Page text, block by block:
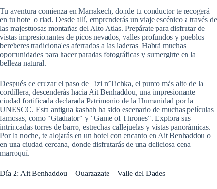
Tu aventura comienza en Marrakech, donde tu conductor te recogerá
en tu hotel o riad. Desde allí, emprenderás un viaje escénico a través de
las majestuosas montañas del Alto Atlas. Prepárate para disfrutar de
vistas impresionantes de picos nevados, valles profundos y pueblos
bereberes tradicionales aferrados a las laderas. Habrá muchas
oportunidades para hacer paradas fotográficas y sumergirte en la
belleza natural.
Después de cruzar el paso de Tizi n’Tichka, el punto más alto de la
cordillera, descenderás hacia Ait Benhaddou, una impresionante
ciudad fortificada declarada Patrimonio de la Humanidad por la
UNESCO. Esta antigua kasbah ha sido escenario de muchas películas
famosas, como "Gladiator" y "Game of Thrones". Explora sus
intrincadas torres de barro, estrechas callejuelas y vistas panorámicas.
Por la noche, te alojarás en un hotel con encanto en Ait Benhaddou o
en una ciudad cercana, donde disfrutarás de una deliciosa cena
marroquí.
Día 2: Ait Benhaddou – Ouarzazate – Valle del Dades